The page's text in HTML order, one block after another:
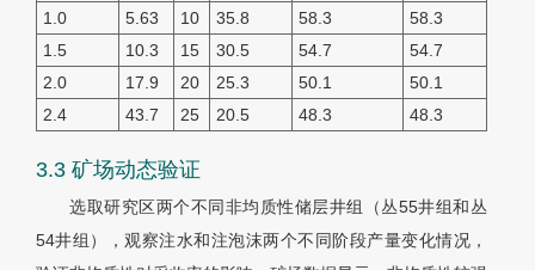
1.0
5.63 10 35.8 58.3
58.3
1.5
10.3 15 30.5 54.7
54.7
2.0
17.9 20 25.3 50.1
50.1
2.4
43.7 25 20.5 48.3 48.3
3.3 矿场动态验证
选取研究区两个不同非均质性储层井组（丛55井组和丛
54井组），观察注水和注泡沫两个不同阶段产量变化情况，